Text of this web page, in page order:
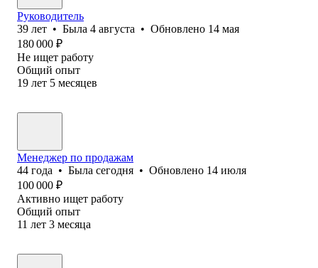
Руководитель
39 лет • Была 4 августа • Обновлено 14 мая
180 000 ₽
Не ищет работу
Общий опыт
19 лет 5 месяцев
Менеджер по продажам
44 года • Была сегодня • Обновлено 14 июля
100 000 ₽
Активно ищет работу
Общий опыт
11 лет 3 месяца